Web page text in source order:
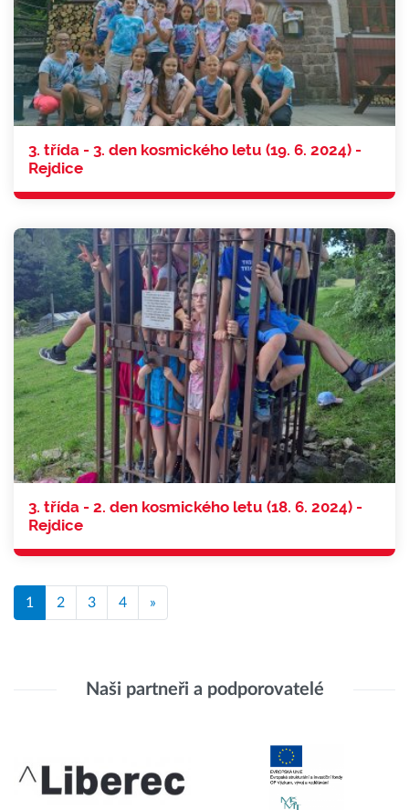
3. třída - 3. den kosmického letu (19. 6. 2024) -
Rejdice
3. třída - 2. den kosmického letu (18. 6. 2024) -
Rejdice
1 2 3 4 »
Naši partneři a podporovatelé